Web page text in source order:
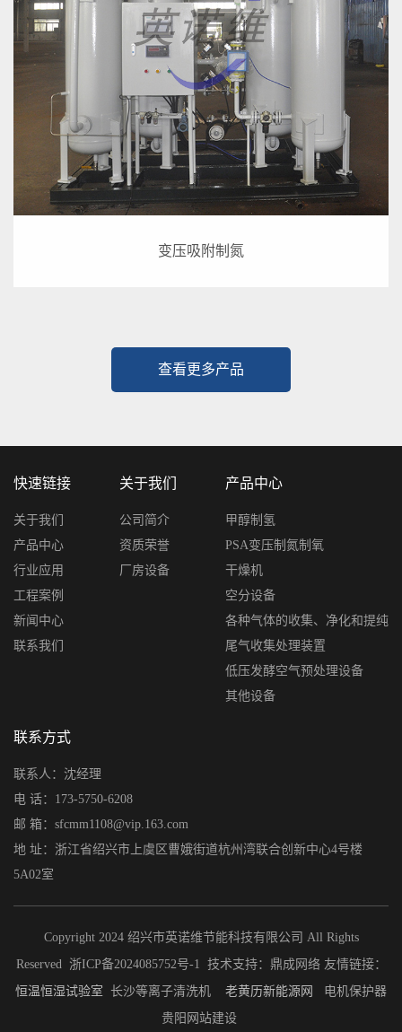
变压吸附制氮
查看更多产品
快速链接
关于我们
产品中心
行业应用
工程案例
新闻中心
联系我们
关于我们
公司简介
资质荣誉
厂房设备
产品中心
甲醇制氢
PSA变压制氮制氧
干燥机
空分设备
各种气体的收集、净化和提纯
尾气收集处理装置
低压发酵空气预处理设备
其他设备
联系方式
联系人：沈经理
电 话：173-5750-6208
邮 箱：sfcmm1108@vip.163.com
地 址：浙江省绍兴市上虞区曹娥街道杭州湾联合创新中心4号楼
5A02室
Copyright 2024 绍兴市英诺维节能科技有限公司 All Rights
Reserved 浙ICP备2024085752号-1 技术支持： 鼎成网络友情链接：
恒温恒湿试验室 长沙等离子清洗机 老黄历新能源网
电机保护器
贵阳网站建设